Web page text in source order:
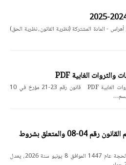
- المادة المشتركة (نظرية القانون، نظرية الحق)
قانون رقم 23-21 يتعلق بالغابات والثروات الغابية PDF قانون رقم 23-21 مؤرخ في 10
قانون رقم 26-12 يعدل ويتمم القانون رقم 04-08 والمتعلق بشروط
قانون رقم 26-12 مؤرخ في 22 ذي الحجة عام 1447 الموافق 8 يونيو سنة 2026، يعدل